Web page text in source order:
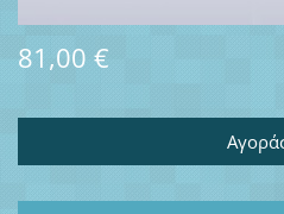
81,00 €